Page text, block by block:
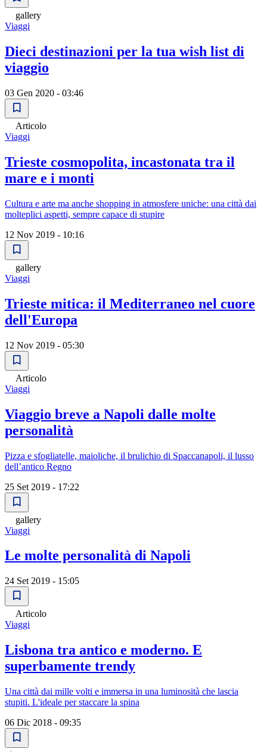
gallery
Viaggi
Dieci destinazioni per la tua wish list di
viaggio
03 Gen 2020 - 03:46
Articolo
Viaggi
Trieste cosmopolita, incastonata tra il
mare e i monti
Cultura e arte ma anche shopping in atmosfere uniche: una città dai
molteplici aspetti, sempre capace di stupire
12 Nov 2019 - 10:16
gallery
Viaggi
Trieste mitica: il Mediterraneo nel cuore
dell'Europa
12 Nov 2019 - 05:30
Articolo
Viaggi
Viaggio breve a Napoli dalle molte
personalità
Pizza e sfogliatelle, maioliche, il brulichio di Spaccanapoli, il lusso
dell’antico Regno
25 Set 2019 - 17:22
gallery
Viaggi
Le molte personalità di Napoli
24 Set 2019 - 15:05
Articolo
Viaggi
Lisbona tra antico e moderno. E
superbamente trendy
Una città dai mille volti e immersa in una luminosità che lascia
stupiti. L'ideale per staccare la spina
06 Dic 2018 - 09:35